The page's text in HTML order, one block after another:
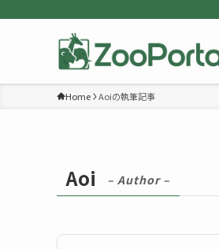
Home Aoiの執筆記事
Aoi – Author –